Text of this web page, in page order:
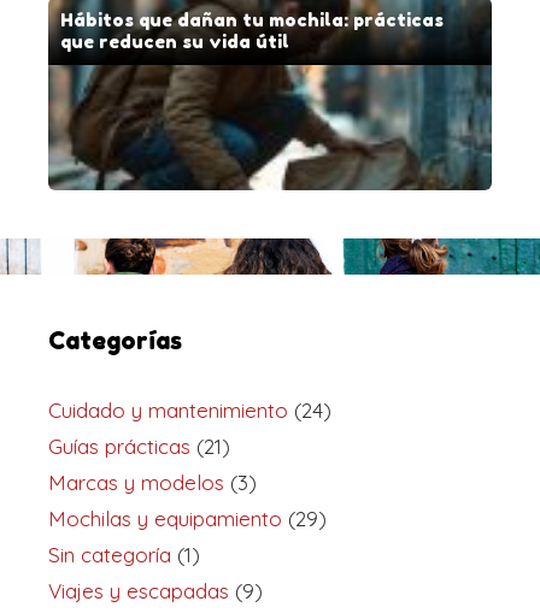
Hábitos que dañan tu mochila: prácticas
que reducen su vida útil
Categorías
Cuidado y mantenimiento (24)
Guías prácticas (21)
Marcas y modelos (3)
Mochilas y equipamiento (29)
Sin categoría (1)
Viajes y escapadas (9)